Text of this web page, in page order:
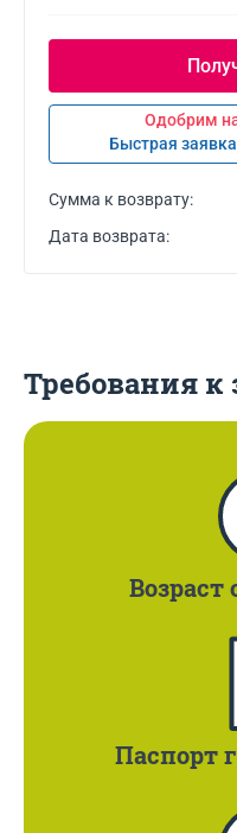
Одобрим
Быстрая
Сумма к возврату:
Дата возврата:
Требования
Возраст
Паспорт